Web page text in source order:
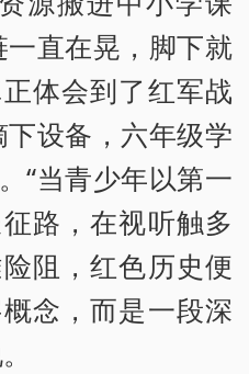
直在晃，脚下就
体会到了红军战
设备，六年级学
“当青少年以第一
路，在视听触多
阻，红色历史便
念，而是一段深